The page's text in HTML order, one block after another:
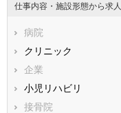
香川県
福岡県
熊本県
鹿児島県
仕事内容・施設形態から求
病院
クリニック
企業
小児リハビリ
接骨院